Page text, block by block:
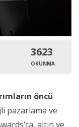
3623
OKUNMA
öncü
pazarlama ve
altın ve